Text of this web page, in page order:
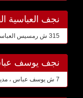
نجف العباسية
315 ش رمسيس العباسية
نجف يوسف
7 ش يوسف عباس ، مدينة التوفيق